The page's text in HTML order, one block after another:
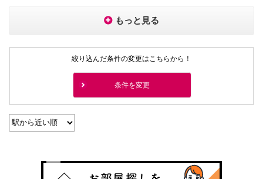
もっと見る
絞り込んだ条件の変更はこちらから！
条件を変更